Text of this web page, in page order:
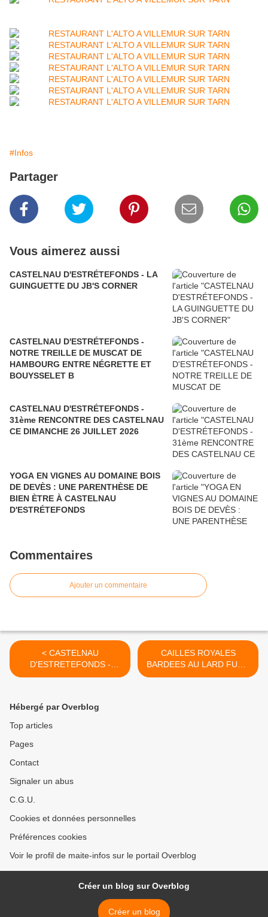
#Infos
Partager
Vous aimerez aussi
CASTELNAU D'ESTRÉTEFONDS - LA
GUINGUETTE DU JB'S CORNER
CASTELNAU D'ESTRÉTEFONDS -
NOTRE TREILLE DE MUSCAT DE
HAMBOURG ENTRE NÉGRETTE ET
BOUYSSELET B
CASTELNAU D'ESTRÉTEFONDS -
31ème RENCONTRE DES CASTELNAU
CE DIMANCHE 26 JUILLET 2026
YOGA EN VIGNES AU DOMAINE BOIS
DE DEVÈS : UNE PARENTHÈSE DE
BIEN ÈTRE À CASTELNAU
D'ESTRÉTEFONDS
Commentaires
Ajouter un commentaire
< CASTELNAU
D'ESTRETEFONDS -
EDITION D'UN LIVRE SUR
ESTRETEFONTAIN REMY
CAILLES ROYALES
BARDEES AU LARD FUME
ROTIES AU FOUR >
Hébergé par Overblog
Top articles
Pages
Contact
Signaler un abus
C.G.U.
Cookies et données personnelles
Préférences cookies
Voir le profil de maite-infos sur le portail Overblog
Créer un blog sur Overblog
Créer un blog